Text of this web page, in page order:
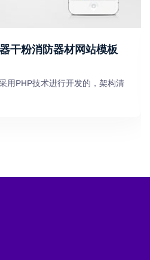
干粉消防器材网站模板
用PHP技术进行开发的，架构清